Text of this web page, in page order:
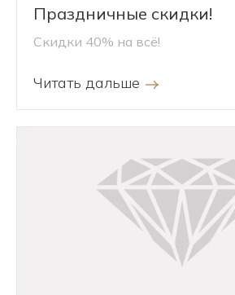
Праздничные скидки!
Скидки 40% на всё!
Читать дальше